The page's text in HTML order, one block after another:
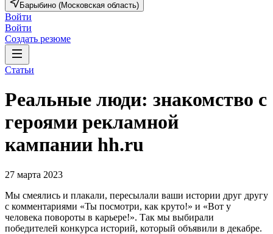
Барыбино (Московская область)
Войти
Войти
Создать резюме
Статьи
Реальные люди: знакомство с
героями рекламной
кампании hh.ru
27 марта 2023
Мы смеялись и плакали, пересылали ваши истории друг другу
с комментариями «Ты посмотри, как круто!» и «Вот у
человека повороты в карьере!». Так мы выбирали
победителей конкурса историй, который объявили в декабре.